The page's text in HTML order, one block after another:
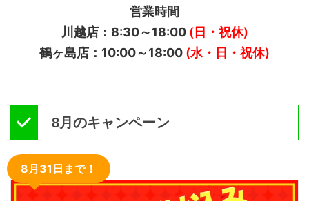
営業時間
川越店：8:30～18:00(日・祝休)
鶴ヶ島店：10:00～18:00 (水・日・祝休)
8月のキャンペーン
8月31日まで！